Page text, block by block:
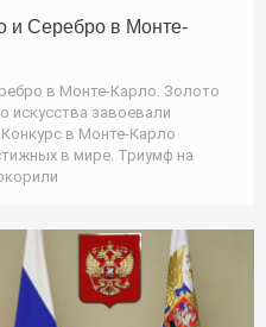
и Серебро в Монте-
в Монте-Карло. Золото
искусства завоевали
в Монте-Карло
в мире. Триумф на